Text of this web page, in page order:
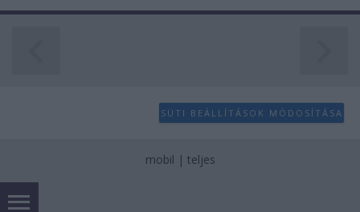
SÜTI BEÁLLÍTÁSOK MÓDOSÍTÁSA
mobil | teljes